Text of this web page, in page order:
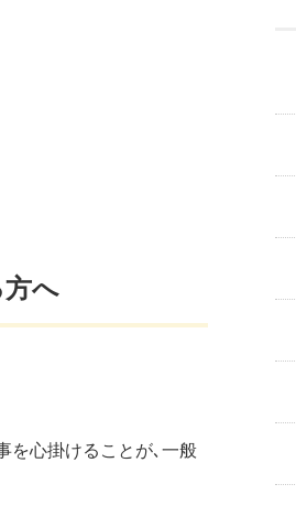
へ
を心掛けることが､一般